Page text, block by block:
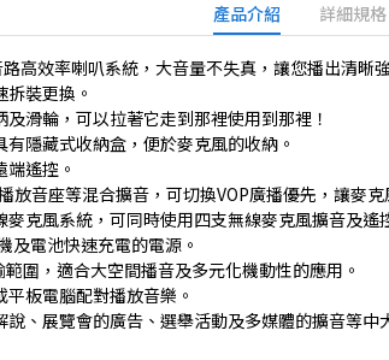
產品介紹 詳細規格
高效率喇叭系統，大音量不失真，讓您播出清晰
裝更換。
滑輪，可以拉著它走到那裡使用到那裡！
隱藏式收納盒，便於麥克風的收納。
遙控。
放音座等混合擴音，可切換VOP廣播優先，讓麥
克風系統，可同時使用四支無線麥克風擴音及
及電池快速充電的電源。
圍，適合大空間播音及多元化機動性的應用。
板電腦配對播放音樂。
、展覽會的廣告、選舉活動及多媒體的擴音等中